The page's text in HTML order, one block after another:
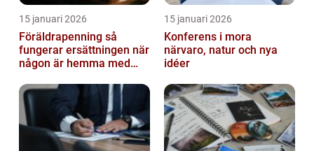
15 januari 2026
Föräldrapenning så
fungerar ersättningen när
någon är hemma med
15 januari 2026
Konferens i mora
närvaro, natur och nya
idéer